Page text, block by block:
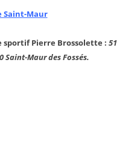
Saint-Maur
sportif Pierre Brossolette : 51
Saint-Maur des Fossés.